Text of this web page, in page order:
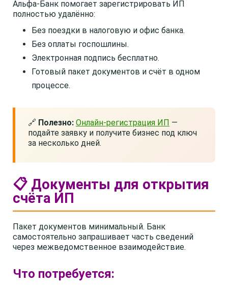
Альфа-Банк помогает зарегистрировать ИП
полностью удалённо:
Без поездки в налоговую и офис банка.
Без оплаты госпошлины.
Электронная подпись бесплатно.
Готовый пакет документов и счёт в одном
процессе.
🔗 Полезно: Онлайн-регистрация ИП —
подайте заявку и получите бизнес под ключ
за несколько дней.
📋 Документы для открытия
счёта ИП
Пакет документов минимальный. Банк
самостоятельно запрашивает часть сведений
через межведомственное взаимодействие.
Что потребуется: